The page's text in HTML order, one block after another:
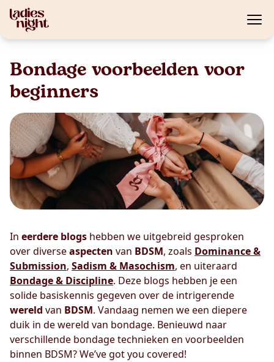
Bondage voorbeelden voor
beginners
In eerdere blogs hebben we uitgebreid gesproken
over diverseaspecten van BDSM, zoals Dominance &
Submission, Sadism & Masochism, en uiteraard
Bondage & Discipline. Deze blogs hebben je een
solide basiskennis gegeven over de intrigerende
wereld van BDSM. Vandaag nemen we een diepere
duik in de wereld van bondage. Benieuwd naar
verschillende bondage technieken en voorbeelden
binnen BDSM? We’ve got you covered!